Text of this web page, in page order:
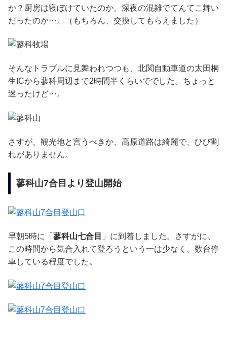
か？厨房は寝ぼけていたのか、深夜の混雑でてんてこ舞い
だったのか⋯。（もちろん、交換してもらえました）
そんなトラブルに見舞われつつも、北関自動車道の太田桐
生ICから蓼科周辺まで2時間半くらいででした。ちょっと
迷ったけど⋯。
さすが、観光地と言うべきか、高原道路は綺麗で、ひび割
れがありません。
蓼科山7合目より登山開始
早朝5時に「 蓼科山七合目 」に到着しました。さすがに、
この時間から気合入れて登ろうという一は少なく、数台停
車している程度でした。